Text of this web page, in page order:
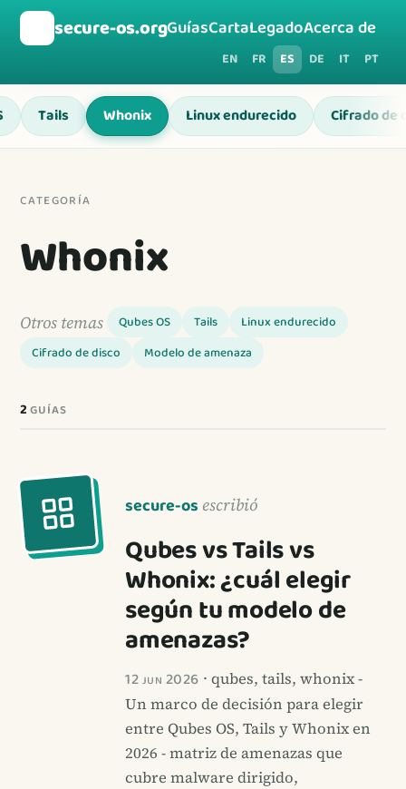
secure-os.orgGuíasCartaLegadoAcerca de
EN FR ES DE IT PT
Tails Whonix Linux endurecido Cifrado de
CATEGORÍA
Whonix
Otros temas Qubes OS Tails
Linux endurecido
Cifrado de disco
Modelo de amenaza
2GUÍAS
secure-os escribió
Qubes vs Tails vs
Whonix: ¿cuál elegir
según tu modelo de
amenazas?
12 jun 2026 · qubes, tails, whonix -
Un marco de decisión para elegir
entre Qubes OS, Tails y Whonix en
2026 - matriz de amenazas que
cubre malware dirigido,